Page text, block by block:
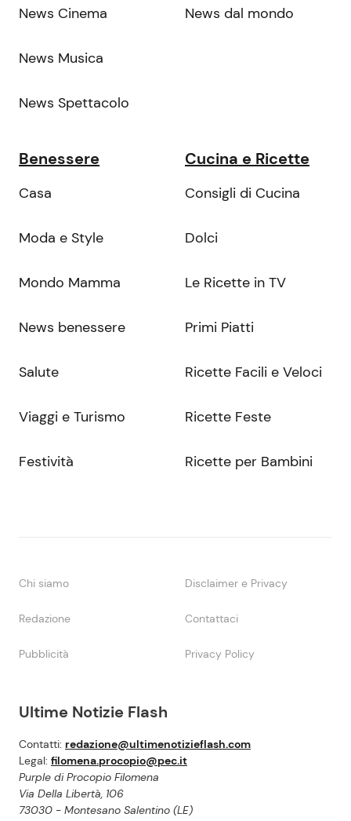
Ultime Notizie Flash
Contatti: redazione@ultimenotizieflash.com
Legal: filomena.procopio@pec.it
Purple di Procopio Filomena
Via Della Libertà, 106
73030 - Montesano Salentino (LE)
News Cinema
News Musica
News Spettacolo
News dal mondo
Benessere
Casa
Moda e Style
Mondo Mamma
News benessere
Salute
Viaggi e Turismo
Festività
Cucina e Ricette
Consigli di Cucina
Dolci
Le Ricette in TV
Primi Piatti
Ricette Facili e Veloci
Ricette Feste
Ricette per Bambini
Chi siamo Disclaimer e Privacy
Redazione Contattaci
Pubblicità Privacy Policy